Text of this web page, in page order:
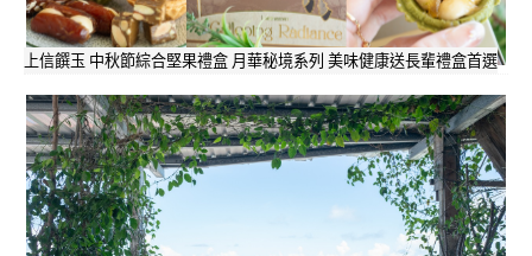
上信饌玉 中秋節綜合堅果禮盒 月華秘境系列 美味健康送長輩禮盒首選